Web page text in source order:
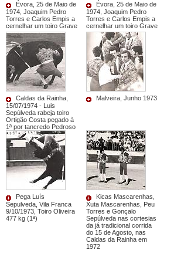
Évora, 25 de Maio de
1974, Joaquim Pedro
Torres e Carlos Empis a
cernelhar um toiro Grave
Évora, 25 de Maio de
1974, Joaquim Pedro
Torres e Carlos Empis a
cernelhar um toiro Grave
Caldas da Rainha,
15/07/1974 - Luis
Sepúlveda rabeja toiro
Ortigão Costa pegado à
1ª por tancredo Pedroso
Malveira, Junho 1973
Pega Luís
Sepulveda, Vila Franca
9/10/1973, Toiro Oliveira
477 kg (1ª)
Kicas Mascarenhas,
Xuta Mascarenhas, Peu
Torres e Gonçalo
Sepúlveda nas cortesias
da já tradicional corrida
do 15 de Agosto, nas
Caldas da Rainha em
1972